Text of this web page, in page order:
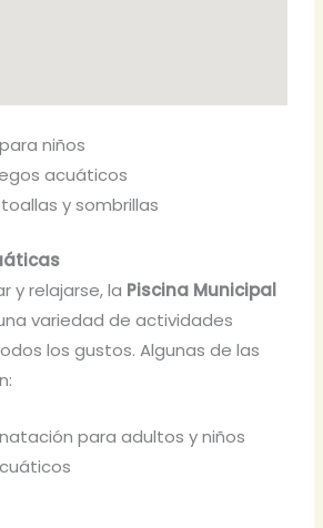
niños
acuáticos
y sombrillas
y relajarse, la Piscina Municipal
variedad de actividades
los gustos. Algunas de las
para adultos y niños